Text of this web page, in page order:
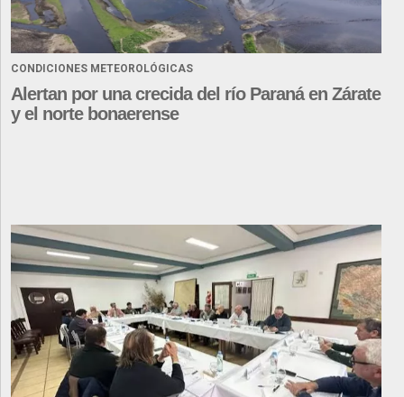
CONDICIONES METEOROLÓGICAS
Alertan por una crecida del río Paraná en Zárate
y el norte bonaerense